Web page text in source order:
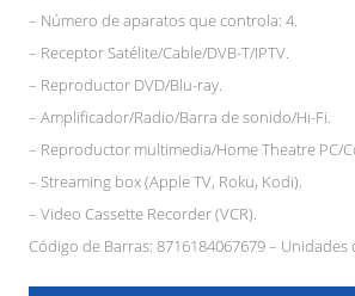
– Número de aparatos que controla: 4.
– Receptor Satélite/Cable/DVB-T/IPTV.
– Reproductor DVD/Blu-ray.
– Amplificador/Radio/Barra de sonido/Hi-Fi.
– Reproductor multimedia/Home Theatre PC/
– Streaming box (Apple TV, Roku, Kodi).
– Video Cassette Recorder (VCR).
Código de Barras: 8716184067679 – Unidades